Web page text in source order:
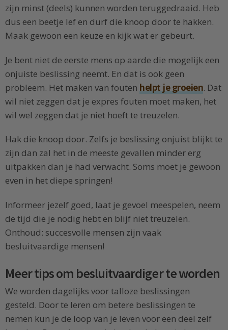
zijn minst (deels) kunnen worden teruggedraaid. Heb
dus een beetje lef en durf die knoop door te hakken.
Maak gewoon een keuze en kijk wat er gebeurt.
Je bent niet de eerste mens op aarde die mogelijk een
onjuiste beslissing neemt. En dat is ook geen
probleem. Het maken van fouten helpt je groeien. Dat
wil niet zeggen dat je expres fouten moet maken, het
wil wel zeggen dat je niet hoeft te treuzelen.
Hak die knoop door. Zelfs je beslissing onjuist blijkt te
zijn dan zal het in de meeste gevallen minder erg
uitpakken dan je had verwacht. Soms moet je gewoon
even in het diepe springen!
Informeer jezelf goed, laat je gevoel meespelen, neem
de tijd die je nodig hebt en blijf niet treuzelen.
Onthoud: succesvolle mensen zijn vaak
besluitvaardige mensen!
Meer tips om besluitvaardiger te worden
We worden dagelijks voor talloze beslissingen
gesteld. Door te leren om betere beslissingen te
nemen kun je de loop van je leven voor een deel zelf